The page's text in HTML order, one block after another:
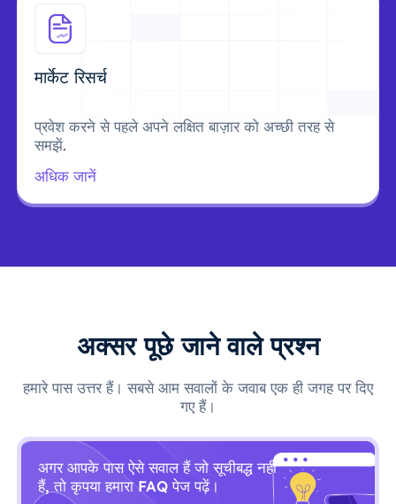
मार्केट रिसर्च
प्रवेश करने से पहले अपने लक्षित बाज़ार को अच्छी तरह से
समझें.
अधिक जानें
अक्सर पूछे जाने वाले प्रश्न
हमारे पास उत्तर हैं। सबसे आम सवालों के जवाब एक ही जगह पर दिए
गए हैं।
अगर आपके पास ऐसे सवाल हैं जो सूचीबद्ध नहीं
हैं, तो कृपया हमारा FAQ पेज पढ़ें।